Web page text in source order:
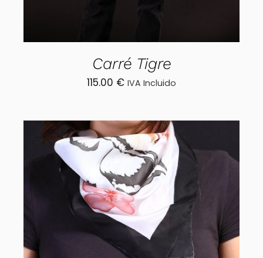
Carré Tigre
115.00 € IVA Incluido
AÑADIR AL CARRITO DETALLES